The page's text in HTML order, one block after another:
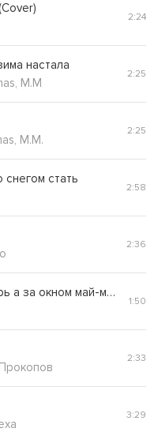
2:24
настала
M.M
2:25
M.M.
2:25
стать
2:58
2:36
На душе декабрь а за окном май-май
1:50
2:33
3:29